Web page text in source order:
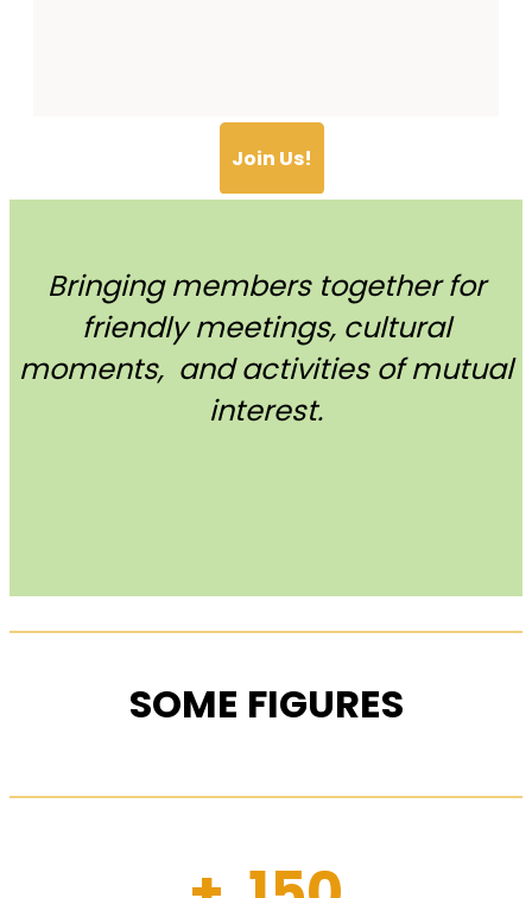
Join Us!
Bringing members together for
friendly meetings, cultural
moments, and activities of mutual
interest.
SOME FIGURES